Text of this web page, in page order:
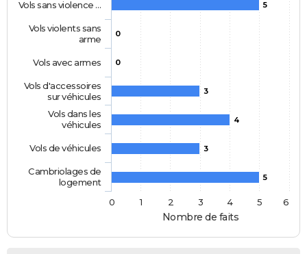
Nombre de faits
5
0
0
3
4
3
5
Vols sans violence …
Vols violents sans
arme
Vols avec armes
Vols d'accessoires
sur véhicules
Vols dans les
véhicules
Vols de véhicules
Cambriolages de
logement
0
1 2 3 4 5 6